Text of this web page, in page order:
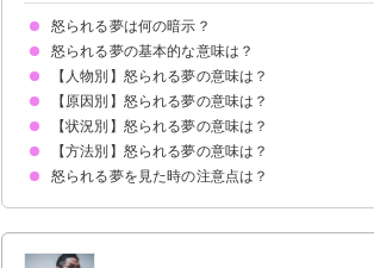
怒られる夢は何の暗示？
怒られる夢の基本的な意味は？
①ストレスの暗示
②成長の暗示
初夢で見ると変化のチャンスが来る暗示
状況によって意味が決まる
【人物別】怒られる夢の意味は？
親に怒られる夢【警告夢】
友達に怒られる夢【凶夢・吉夢】
彼氏に怒られる夢【警告夢】
彼女に怒られる夢【警告夢】
好きな人に怒られる夢【吉夢】
上司に怒られる夢【吉夢】
先生に怒られる夢【警告夢】
知らない人・他人に怒られる夢【凶夢】
元カノに怒られる夢【凶夢】
元彼に怒られる夢【凶夢】
芸能人に怒られる夢【凶夢】
異性に怒られる夢【凶夢】
社長に怒られる夢【警告夢】
先輩に怒られる夢【警告夢】
警察官に怒られる夢【警告夢】
【原因別】怒られる夢の意味は？
理不尽に怒られる夢【凶夢】
仕事に遅刻して怒られる夢【警告夢】
学校に遅刻して怒られる夢【警告夢】
バイトに遅刻して怒られる夢【警告夢】
浮気がバレて怒られる夢【警告夢】
不倫がバレて怒られる夢【警告夢】
仕事でミスをして怒られる夢【凶夢】
【状況別】怒られる夢の意味は？
怒られて泣く夢【吉夢】
怒られて逆ギレする夢【警告夢】
怒られて喧嘩する夢【警告夢】
怒られて謝る夢【警告夢】
怒られて呆れられる夢【警告夢】
怒られて殴られる夢【吉夢】
怒られてダメ出しされる夢【吉夢】
しつこく怒られる夢【吉夢】
【方法別】怒られる夢の意味は？
電話で怒られる夢【吉夢】
メールで怒られる夢【吉夢】
LINEで怒られる夢【警告夢】
直接怒られる夢【警告夢】
怒られる夢を見た時の注意点は？